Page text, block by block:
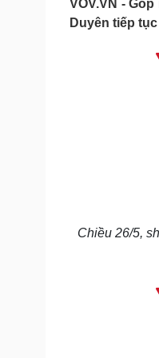
Tin nóng
Tư vấn luật
Dinh dưỡng -
Ăn sạch sống
VOV.VN -
Duyên tiếp
Chiều 26/5,